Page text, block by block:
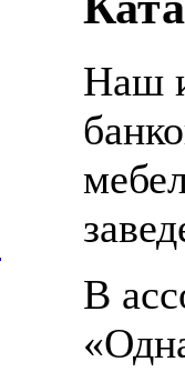
Наш
В